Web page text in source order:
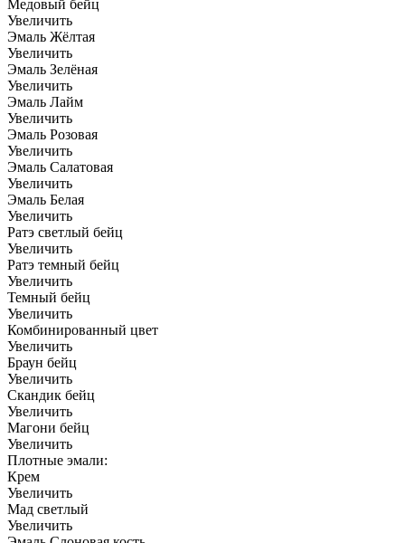
Медовый бейц
Увеличить
Эмаль Жёлтая
Увеличить
Эмаль Зелёная
Увеличить
Эмаль Лайм
Увеличить
Эмаль Розовая
Увеличить
Эмаль Салатовая
Увеличить
Эмаль Белая
Увеличить
Ратэ светлый бейц
Увеличить
Ратэ темный бейц
Увеличить
Темный бейц
Увеличить
Комбинированный цвет
Увеличить
Браун бейц
Увеличить
Скандик бейц
Увеличить
Магони бейц
Увеличить
Плотные эмали:
Крем
Увеличить
Мад светлый
Увеличить